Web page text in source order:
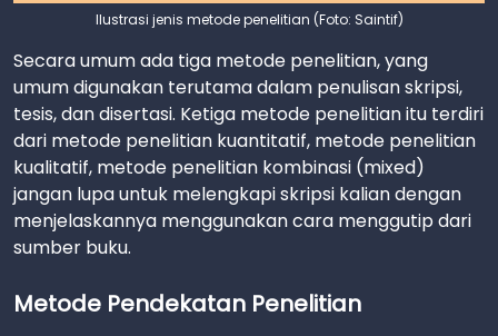
Ilustrasi jenis metode penelitian (Foto: Saintif)
Secara umum ada tiga metode penelitian, yang
umum digunakan terutama dalam penulisan skripsi,
tesis, dan disertasi. Ketiga metode penelitian itu terdiri
dari metode penelitian kuantitatif, metode penelitian
kualitatif, metode penelitian kombinasi (mixed)
jangan lupa untuk melengkapi skripsi kalian dengan
menjelaskannya menggunakan cara menggutip dari
sumber buku.
Metode Pendekatan Penelitian